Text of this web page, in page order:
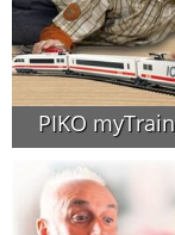
PIKO